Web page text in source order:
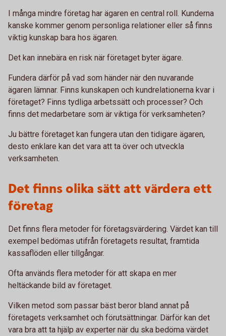
I många mindre företag har ägaren en central roll. Kunderna
kanske kommer genom personliga relationer eller så finns
viktig kunskap bara hos ägaren.
Det kan innebära en risk när företaget byter ägare.
Fundera därför på vad som händer när den nuvarande
ägaren lämnar. Finns kunskapen och kundrelationerna kvar i
företaget? Finns tydliga arbetssätt och processer? Och
finns det medarbetare som är viktiga för verksamheten?
Ju bättre företaget kan fungera utan den tidigare ägaren,
desto enklare kan det vara att ta över och utveckla
verksamheten.
Det finns olika sätt att värdera ett
företag
Det finns flera metoder för företagsvärdering. Värdet kan till
exempel bedömas utifrån företagets resultat, framtida
kassaflöden eller tillgångar.
Ofta används flera metoder för att skapa en mer
heltäckande bild av företaget.
Vilken metod som passar bäst beror bland annat på
företagets verksamhet och förutsättningar. Därför kan det
vara bra att ta hjälp av experter när du ska bedöma värdet